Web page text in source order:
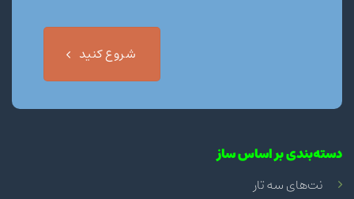
شروع کنید
دسته‌بندی بر اساس ساز
نت‌های سه تار